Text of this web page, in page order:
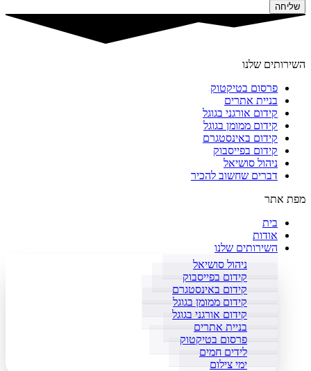
שליחה
השירותים שלנו
פרסום בטיקטוק
בניית אתרים
קידום אורגני בגוגל
קידום ממומן בגוגל
קידום באינסטגרם
קידום בפייסבוק
ניהול סושיאל
דברים שחשוב להכיר
מפת אתר
בית
אודות
השירותים שלנו
ניהול סושיאל
קידום בפייסבוק
קידום באינסטגרם
קידום ממומן בגוגל
קידום אורגני בגוגל
בניית אתרים
פרסום בטיקטוק
לידים חמים
ימי צילום